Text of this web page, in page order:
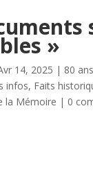
»
14, 2025 | 80
infos, Faits
la Mémoire | 0